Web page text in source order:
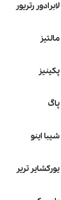
لابرادور رتریور
مالتیز
پکینیز
پاگ
شیبا اینو
یورکشایر تریر